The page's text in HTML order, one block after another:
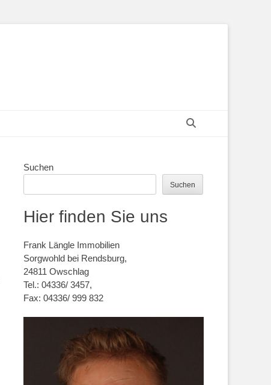
Suchen
Suchen
Hier finden Sie uns
Frank Längle Immobilien
Sorgwohld bei Rendsburg,
24811 Owschlag
Tel.: 04336/ 3457,
Fax: 04336/ 999 832